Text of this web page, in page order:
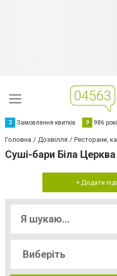
З Замовлення квитків 9 986
Головна Дозвілля Ресторани,
Суші-бари Біла Церква
+ Додати